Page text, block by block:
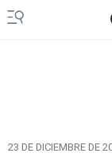
23 DE DICIEMBRE DE